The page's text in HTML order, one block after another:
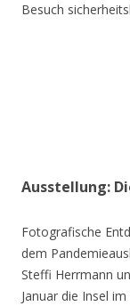
Besuch
Ausstellung:
Fotografische
dem
Steffi Herrmann
Januar die Insel